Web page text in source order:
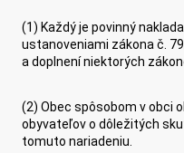
(1) Každý je povinný
ustanoveniami zákona č.
a doplnení niektorých
(2) Obec spôsobom v obci
obyvateľov o dôležitých
tomuto nariadeniu.